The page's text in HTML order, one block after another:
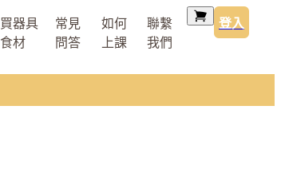
買器具
食材
常見
問答
如何
上課
聯繫
我們
登入